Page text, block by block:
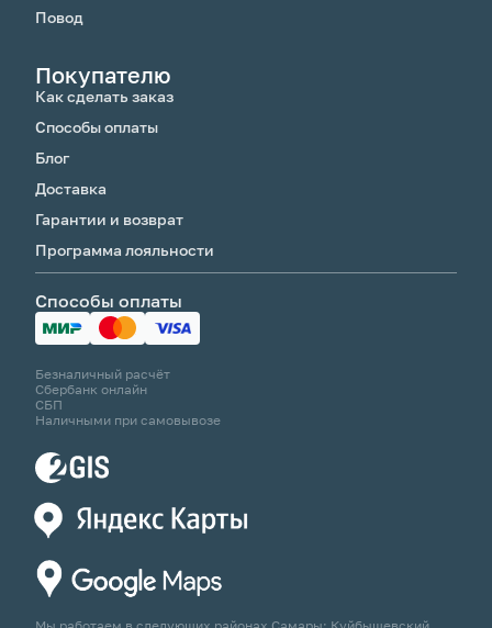
Повод
Покупателю
Как сделать заказ
Способы оплаты
Блог
Доставка
Гарантии и возврат
Программа лояльности
Способы оплаты
Безналичный расчёт
Сбербанк онлайн
СБП
Наличными при самовывозе